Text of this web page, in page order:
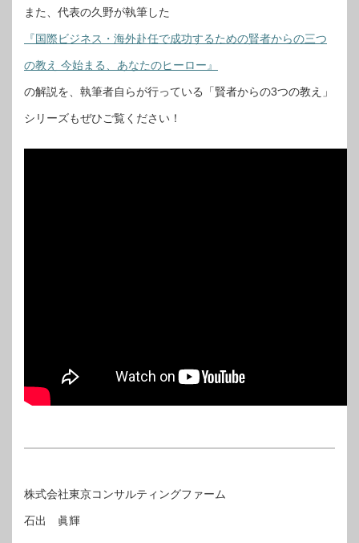
また、代表の久野が執筆した
『国際ビジネス・海外赴任で成功するための賢者からの三つ
の教え 今始まる、あなたのヒーロー』
の解説を、執筆者自らが行っている「賢者からの3つの教え」
シリーズもぜひご覧ください！
株式会社東京コンサルティングファーム
石出 眞輝